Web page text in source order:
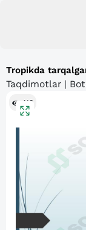
Tropikda
Taqdimotlar |
413